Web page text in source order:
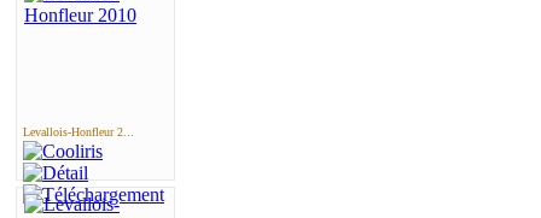
Levallois-Honfleur 2...